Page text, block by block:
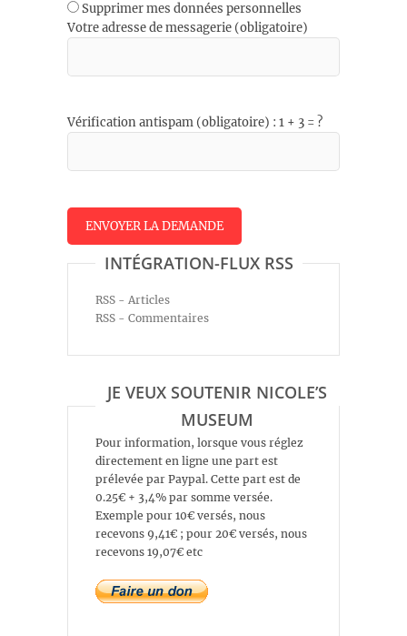
Supprimer mes données personnelles
Votre adresse de messagerie (obligatoire)
Vérification antispam (obligatoire) : 1 + 3 = ?
INTÉGRATION-FLUX RSS
RSS - Articles
RSS - Commentaires
JE VEUX SOUTENIR NICOLE’S
MUSEUM
Pour information, lorsque vous réglez
directement en ligne une part est
prélevée par Paypal. Cette part est de
0.25€ + 3,4% par somme versée.
Exemple pour 10€ versés, nous
recevons 9,41€ ; pour 20€ versés, nous
recevons 19,07€ etc